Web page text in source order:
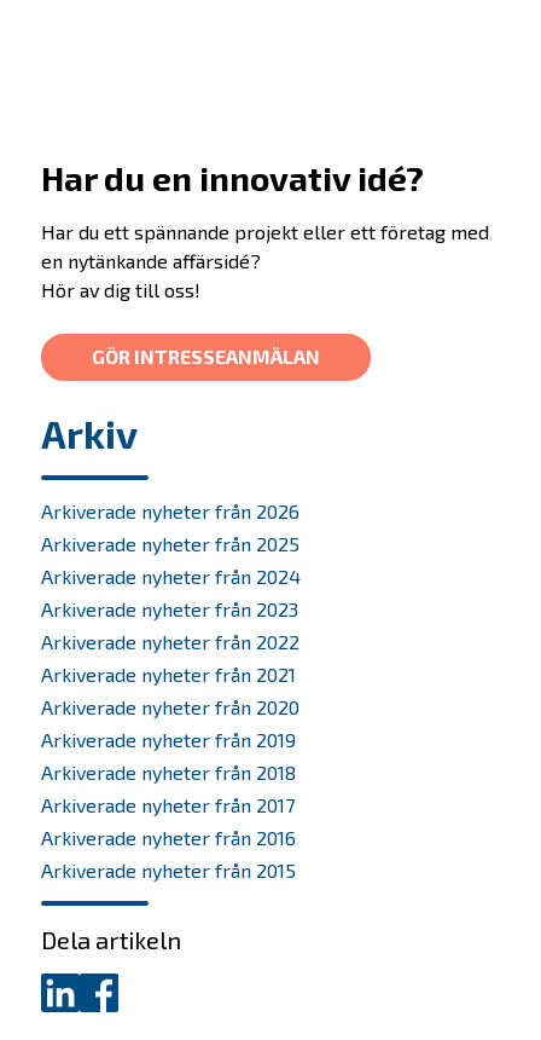
Investera
SKAPA-priset
In English
Har du en innovativ idé?
Har du ett spännande projekt eller ett företag med
en nytänkande affärsidé?
Hör av dig till oss!
GÖR INTRESSEANMÄLAN
Arkiv
Arkiverade nyheter från 2026
Arkiverade nyheter från 2025
Arkiverade nyheter från 2024
Arkiverade nyheter från 2023
Arkiverade nyheter från 2022
Arkiverade nyheter från 2021
Arkiverade nyheter från 2020
Arkiverade nyheter från 2019
Arkiverade nyheter från 2018
Arkiverade nyheter från 2017
Arkiverade nyheter från 2016
Arkiverade nyheter från 2015
Dela artikeln
Dela
på
Dela
på